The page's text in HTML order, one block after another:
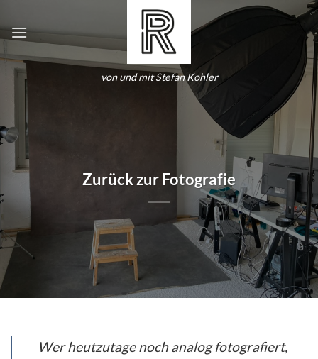
Inhalt
springen
von und mit Stefan Kohler
Zurück zur Fotografie
Wer heutzutage noch analog fotografiert,